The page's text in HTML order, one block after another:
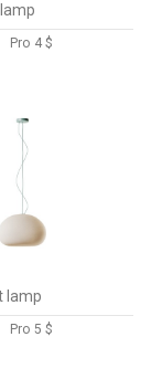
Pro 4 $
lamp
Pro 5 $